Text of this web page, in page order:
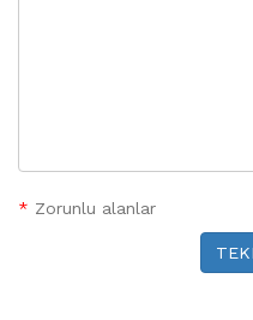
* Zorunlu alanlar